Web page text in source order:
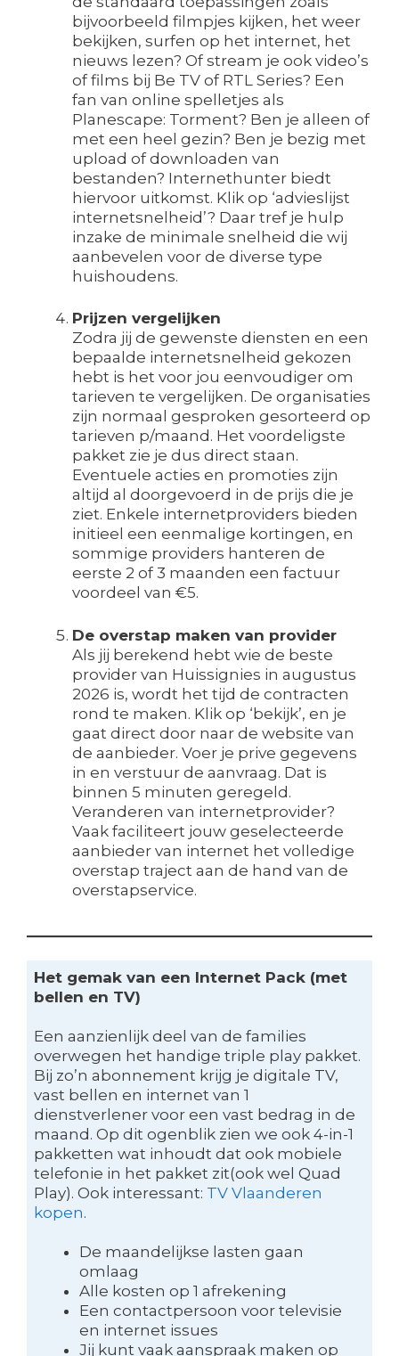
bijvoorbeeld filmpjes kijken, het weer
bekijken, surfen op het internet, het
nieuws lezen? Of stream je ook video’s
of films bij Be TV of RTL Series? Een
fan van online spelletjes als
Planescape: Torment? Ben je alleen of
met een heel gezin? Ben je bezig met
upload of downloaden van
bestanden? Internethunter biedt
hiervoor uitkomst. Klik op ‘advieslijst
internetsnelheid’? Daar tref je hulp
inzake de minimale snelheid die wij
aanbevelen voor de diverse type
huishoudens.
Prijzen vergelijken
Zodra jij de gewenste diensten en een
bepaalde internetsnelheid gekozen
hebt is het voor jou eenvoudiger om
tarieven te vergelijken. De organisaties
zijn normaal gesproken gesorteerd op
tarieven p/maand. Het voordeligste
pakket zie je dus direct staan.
Eventuele acties en promoties zijn
altijd al doorgevoerd in de prijs die je
ziet. Enkele internetproviders bieden
initieel een eenmalige kortingen, en
sommige providers hanteren de
eerste 2 of 3 maanden een factuur
voordeel van €5.
De overstap maken van provider
Als jij berekend hebt wie de beste
provider van Huissignies in augustus
2026 is, wordt het tijd de contracten
rond te maken. Klik op ‘bekijk’, en je
gaat direct door naar de website van
de aanbieder. Voer je prive gegevens
in en verstuur de aanvraag. Dat is
binnen 5 minuten geregeld.
Veranderen van internetprovider?
Vaak faciliteert jouw geselecteerde
aanbieder van internet het volledige
overstap traject aan de hand van de
overstapservice.
Het gemak van een Internet Pack (met
bellen en TV)
Een aanzienlijk deel van de families
overwegen het handige triple play pakket.
Bij zo’n abonnement krijg je digitale TV,
vast bellen en internet van 1
dienstverlener voor een vast bedrag in de
maand. Op dit ogenblik zien we ook 4-in-1
pakketten wat inhoudt dat ook mobiele
telefonie in het pakket zit(ook wel Quad
Play). Ook interessant: TV Vlaanderen
kopen.
De maandelijkse lasten gaan
omlaag
Alle kosten op 1 afrekening
Een contactpersoon voor televisie
en internet issues
Jij kunt vaak aanspraak maken op